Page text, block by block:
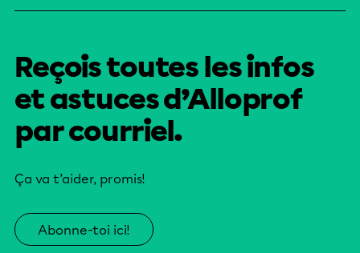
Reçois toutes les infos
et astuces d’Alloprof
par courriel.
Ça va t’aider, promis!
Abonne-toi ici!